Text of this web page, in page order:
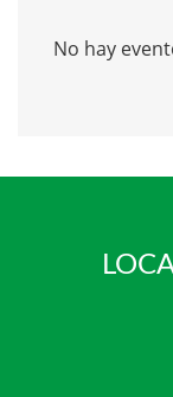
No hay